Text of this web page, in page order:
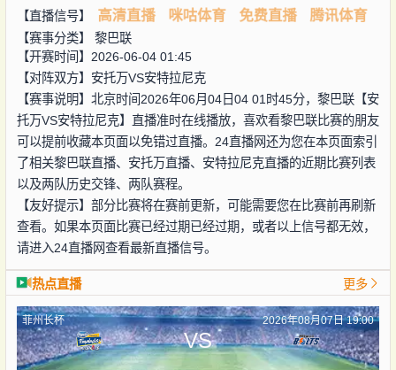
【直播信号】
高清直播 咪咕体育 免费直播 腾讯体育
【赛事分类】 黎巴联
【开赛时间】2026-06-04 01:45
【对阵双方】 安托万VS安特拉尼克
【赛事说明】北京时间2026年06月04日04 01时45分，黎巴联【安
托万VS安特拉尼克】直播准时在线播放，喜欢看黎巴联比赛的朋友
可以提前收藏本页面以免错过直播。24直播网还为您在本页面索引
了相关黎巴联直播、安托万直播、安特拉尼克直播的近期比赛列表
以及两队历史交锋、两队赛程。
【友好提示】部分比赛将在赛前更新，可能需要您在比赛前再刷新
查看。如果本页面比赛已经过期已经过期，或者以上信号都无效，
请进入24直播网查看最新直播信号。
热点直播 更多
菲州长杯 2026年08月07日 19:00
VS